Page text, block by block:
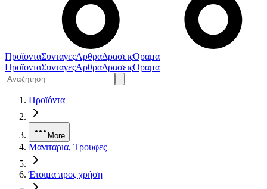
ΠροϊονταΣυνταγεςΑρθραΔρασειςΟραμα
ΠροϊονταΣυνταγεςΑρθραΔρασειςΟραμα
Προϊόντα
More
Μανιταρια, Τρουφες
Έτοιμα προς χρήση